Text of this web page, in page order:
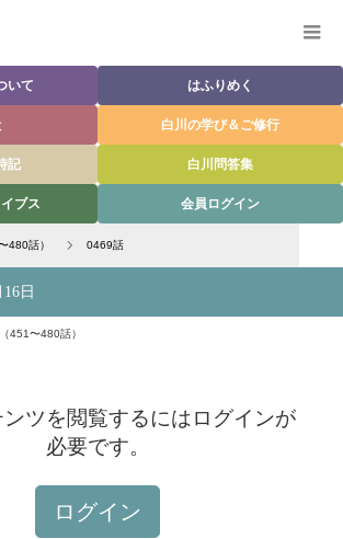
いて はふりめく
白川の学び＆ご修行
記 白川問答集
ブス 会員ログイン
480話） 0469話
日
451〜480話）
ツを閲覧するにはログインが
必要です。
ログイン